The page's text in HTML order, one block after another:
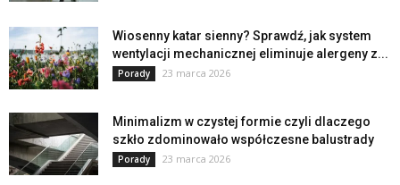
Wiosenny katar sienny? Sprawdź, jak system
wentylacji mechanicznej eliminuje alergeny z...
Porady 23 marca 2026
Minimalizm w czystej formie czyli dlaczego
szkło zdominowało współczesne balustrady
Porady 23 marca 2026